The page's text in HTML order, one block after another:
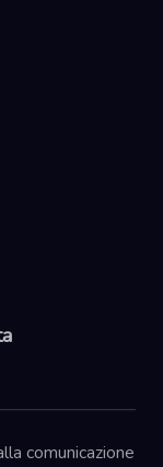
comunicazione